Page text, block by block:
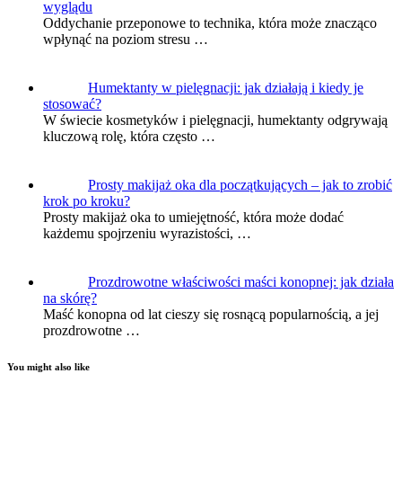
wyglądu
Oddychanie przeponowe to technika, która może znacząco
wpłynąć na poziom stresu …
Humektanty w pielęgnacji: jak działają i kiedy je
stosować?
W świecie kosmetyków i pielęgnacji, humektanty odgrywają
kluczową rolę, która często …
Prosty makijaż oka dla początkujących – jak to zrobić
krok po kroku?
Prosty makijaż oka to umiejętność, która może dodać
każdemu spojrzeniu wyrazistości, …
Prozdrowotne właściwości maści konopnej: jak działa
na skórę?
Maść konopna od lat cieszy się rosnącą popularnością, a jej
prozdrowotne …
You might also like